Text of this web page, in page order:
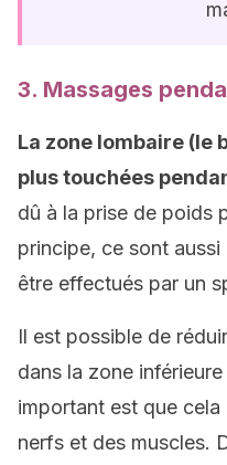
3. Massages
La zone lombaire (le
plus touchées
dû à la prise de poids
principe, ce sont
être effectués par un
Il est possible de
dans la zone
important est que cela
nerfs et des muscles.